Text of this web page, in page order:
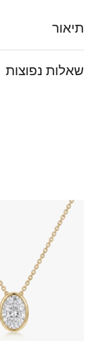
תיאור
שאלות נפוצות